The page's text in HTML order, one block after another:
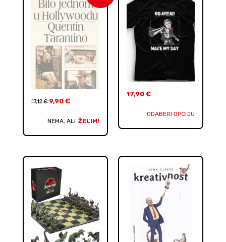
17,12€ 9,90 €
NEMA, ALI ŽELIM!
17,90 €
ODABERI OPCIJU